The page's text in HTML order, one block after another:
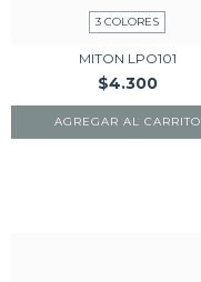
3 COLORES
MITON LPO101
$4.300
AGREGAR AL CARRITO